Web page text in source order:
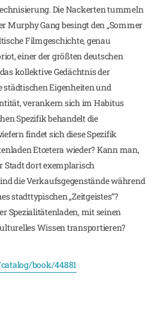
Die Nackerten tummeln
Murphy Gang besingt den „Sommer
Filmgeschichte, genau
einer der größten deutschen
kollektive Gedächtnis der
städtischen Eigenheiten und
verankern sich im Habitus
Spezifik behandelt die
findet sich diese Spezifik
Etcetera wieder? Kann man,
Stadt dort exemplarisch
die Verkaufsgegenstände während
stadttypischen „Zeitgeistes“?
Spezialitätenladen, mit seinen
Wissen transportieren?
book/44881